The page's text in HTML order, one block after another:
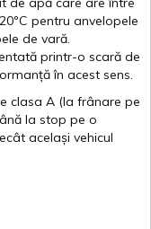
20ºC pentru anvelopele
de vară.
printr-o scară de
în acest sens.
clasa A (la frânare pe
la stop pe o
același vehicul